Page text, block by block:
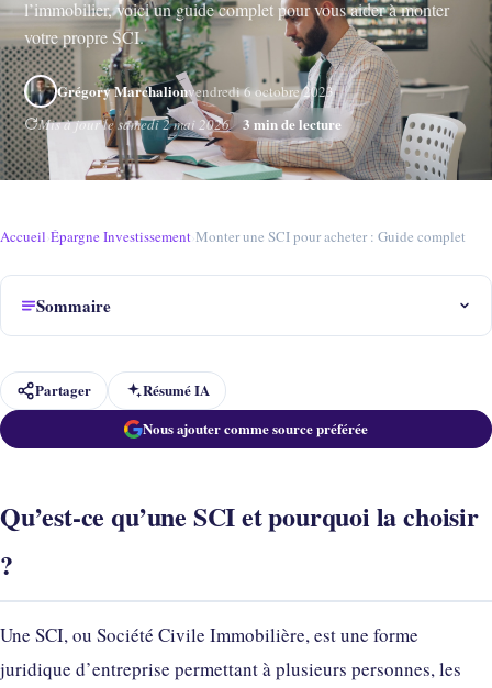
l’immobilier, voici un guide complet pour vous aider à monter
votre propre SCI.
Grégory Marchalionvendredi 6 octobre 2023
Mis à jour le samedi 2 mai 2026
3 min de lecture
Accueil›Épargne Investissement›Monter une SCI pour acheter : Guide complet
Sommaire
Partager
Résumé IA
Nous ajouter comme source préférée
Qu’est-ce qu’une SCI et pourquoi la choisir
?
Une SCI, ou Société Civile Immobilière, est une forme
juridique d’entreprise permettant à plusieurs personnes, les